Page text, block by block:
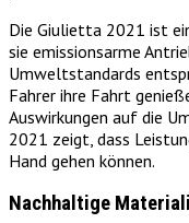
Die Giulietta 2021 ist
sie emissionsarme
Umweltstandards
Fahrer ihre Fahrt
Auswirkungen auf die
2021 zeigt, dass
Hand gehen können.
Nachhaltige